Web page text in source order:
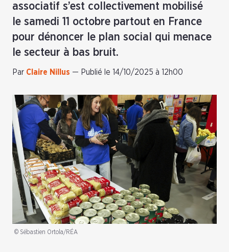
associatif s’est collectivement mobilisé
le samedi 11 octobre partout en France
pour dénoncer le plan social qui menace
le secteur à bas bruit.
Par Claire Nillus — Publié le 14/10/2025 à 12h00
© Sébastien Ortola/RÉA